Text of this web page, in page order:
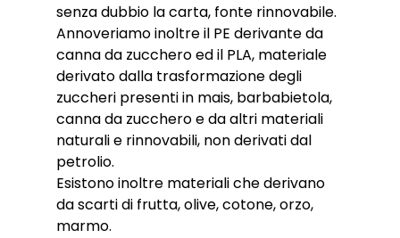
senza dubbio la carta, fonte rinnovabile.
Annoveriamo inoltre il PE derivante da
canna da zucchero ed il PLA, materiale
derivato dalla trasformazione degli
zuccheri presenti in mais, barbabietola,
canna da zucchero e da altri materiali
naturali e rinnovabili, non derivati dal
petrolio.
Esistono inoltre materiali che derivano
da scarti di frutta, olive, cotone, orzo,
marmo.